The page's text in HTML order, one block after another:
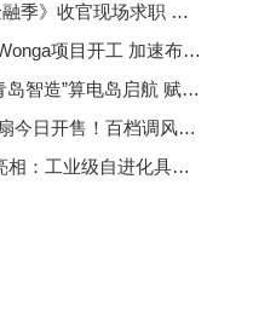
平安高管回应：团队助力走得更远
开工 加速布局全球新能源市场
算电岛启航 赋能数字中国建设
百档调风续航强 轻便设计随心带
化具身智能，开启产线智能化新篇